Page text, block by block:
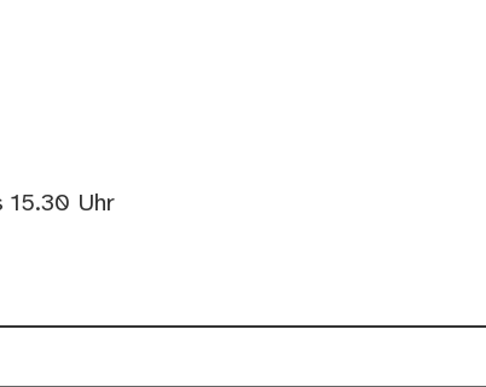
15.30 Uhr